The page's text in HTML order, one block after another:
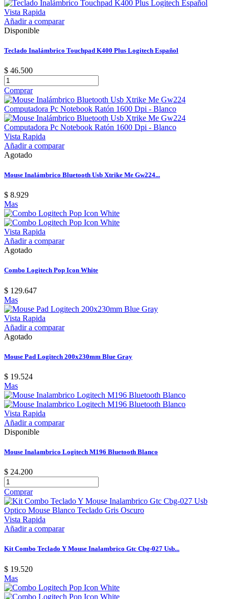
Vista Rapida
Añadir a comparar
Disponible
Teclado Inalámbrico Touchpad K400 Plus Logitech Español
$ 46.500
Comprar
Vista Rapida
Añadir a comparar
Agotado
Mouse Inalámbrico Bluetooth Usb Xtrike Me Gw224...
$ 8.929
Mas
Vista Rapida
Añadir a comparar
Agotado
Combo Logitech Pop Icon White
$ 129.647
Mas
Vista Rapida
Añadir a comparar
Agotado
Mouse Pad Logitech 200x230mm Blue Gray
$ 19.524
Mas
Vista Rapida
Añadir a comparar
Disponible
Mouse Inalambrico Logitech M196 Bluetooth Blanco
$ 24.200
Comprar
Vista Rapida
Añadir a comparar
Kit Combo Teclado Y Mouse Inalambrico Gtc Cbg-027 Usb...
$ 19.520
Mas